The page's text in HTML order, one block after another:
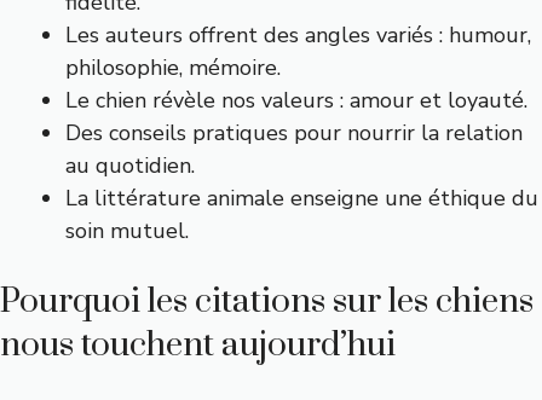
Les auteurs offrent des angles variés : humour,
philosophie, mémoire.
Le chien révèle nos valeurs : amour et loyauté.
Des conseils pratiques pour nourrir la relation
au quotidien.
La littérature animale enseigne une éthique du
soin mutuel.
Pourquoi les citations sur les chiens
nous touchent aujourd’hui